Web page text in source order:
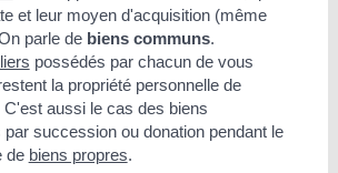
et leur moyen d'acquisition (même
parle de biens communs.
possédés par chacun de vous
la propriété personnelle de
aussi le cas des biens
succession ou donation pendant le
de biens propres.